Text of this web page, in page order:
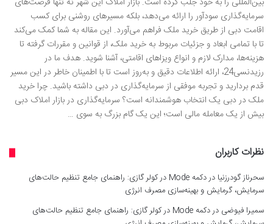
سرمایه‌گذاری سودآور را ارائه می‌دهد، بلکه مسیرهای روشنی برای کسب
اقامت دبی از طریق خرید ملک فراهم می‌آورد. این مقاله به شما کمک می‌کند
تا با تمامی ابعاد و جزئیات مربوط به خرید ملک، از قوانین و مقررات گرفته تا
هزینه‌ها، مدارک لازم و انواع ویزاهای اقامتی، آشنا شوید. هدف ما در
رزیدنسی24، ارائه اطلاعات دقیق و به‌روز است تا با اطمینان خاطر در این مسیر
قدم بردارید و تجربه موفقی از سرمایه‌گذاری در دبی داشته باشید. چرا خرید
ملک در دبی یک انتخاب هوشمندانه است؟ سرمایه‌گذاری در بازار املاک دبی
بیش از یک معامله مالی است؛ این یک گام بزرگ به سوی …
نظرات کاربران
سحرناز گودرزنیا در
دکمه Mode در کولر گازی: راهنمای جامع تنظیم حالت‌های
سرمایش، گرمایش و بهینه‌سازی مصرف انرژی
سمیرا فیوضی در
دکمه Mode در کولر گازی: راهنمای جامع تنظیم حالت‌های